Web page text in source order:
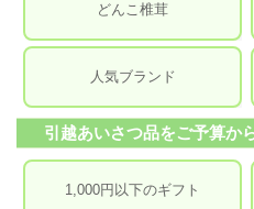
どんこ椎茸
人気ブランド
引越あいさつ品をご予算か
1,000円以下のギフト